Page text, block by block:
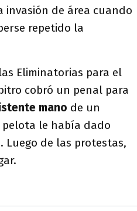
invasión de área cuando
repetido la
Eliminatorias para el
cobró un penal para
mano de un
pelota le había dado
Luego de las protestas,